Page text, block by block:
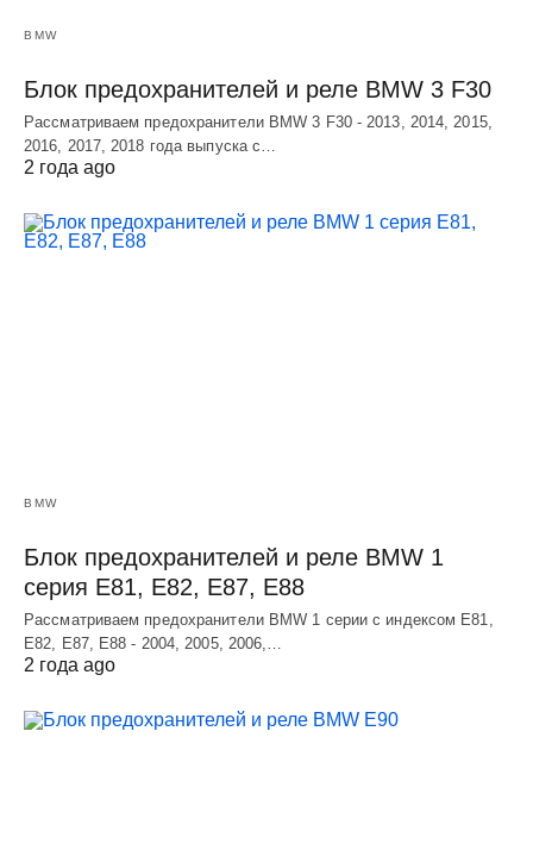
BMW
Блок предохранителей и реле BMW 3 F30
Рассматриваем предохранители BMW 3 F30 - 2013, 2014, 2015,
2016, 2017, 2018 года выпуска с…
2 года ago
BMW
Блок предохранителей и реле BMW 1
серия E81, E82, E87, E88
Рассматриваем предохранители BMW 1 серии с индексом E81,
E82, E87, E88 - 2004, 2005, 2006,…
2 года ago